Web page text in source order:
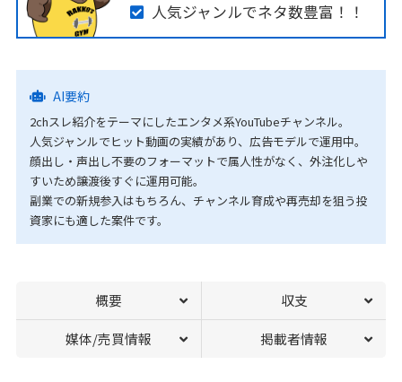
人気ジャンルでネタ数豊富！！
AI要約
2chスレ紹介をテーマにしたエンタメ系YouTubeチャンネル。
人気ジャンルでヒット動画の実績があり、広告モデルで運用中。
顔出し・声出し不要のフォーマットで属人性がなく、外注化しや
すいため譲渡後すぐに運用可能。
副業での新規参入はもちろん、チャンネル育成や再売却を狙う投
資家にも適した案件です。
概要 収支
媒体/売買情報 掲載者情報